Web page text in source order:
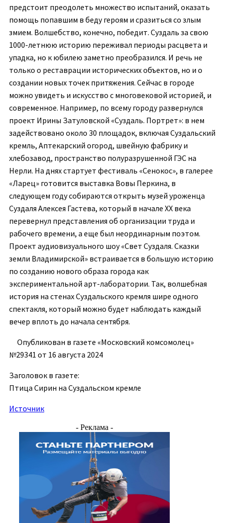
предстоит преодолеть множество испытаний, оказать
помощь попавшим в беду героям и сразиться со злым
змием. Волшебство, конечно, победит. Суздаль за свою
1000-летнюю историю переживал периоды расцвета и
упадка, но к юбилею заметно преобразился. И речь не
только о реставрации исторических объектов, но и о
создании новых точек притяжения. Сейчас в городе
можно увидеть и искусство с многовековой историей, и
современное. Например, по всему городу развернулся
проект Ирины Затуловской «Суздаль. Портрет»: в нем
задействовано около 30 площадок, включая Суздальский
кремль, Аптекарский огород, швейную фабрику и
хлебозавод, пространство полуразрушенной ГЭС на
Нерли. На днях стартует фестиваль «Сенокос», в галерее
«Ларец» готовится выставка Вовы Перкина, в
следующем году собираются открыть музей уроженца
Суздаля Алексея Гастева, который в начале ХХ века
перевернул представления об организации труда и
рабочего времени, а еще был неординарным поэтом.
Проект аудиовизуального шоу «Свет Суздаля. Сказки
земли Владимирской» встраивается в большую историю
по созданию нового образа города как
экспериментальной арт-лаборатории. Так, волшебная
история на стенах Суздальского кремля шире одного
спектакля, который можно будет наблюдать каждый
вечер вплоть до начала сентября.
Опубликован в газете «Московский комсомолец»
№29341 от 16 августа 2024
Заголовок в газете:
Птица Сирин на Суздальском кремле
Источник
- Реклама -